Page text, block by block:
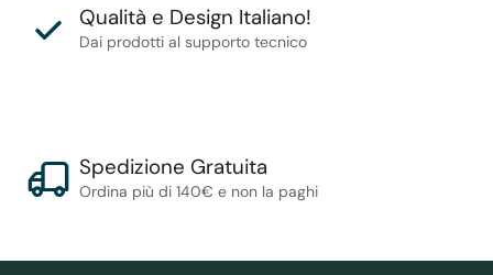
Qualità e Design Italiano!
Dai prodotti al supporto tecnico
Spedizione Gratuita
Ordina più di 140€ e non la paghi